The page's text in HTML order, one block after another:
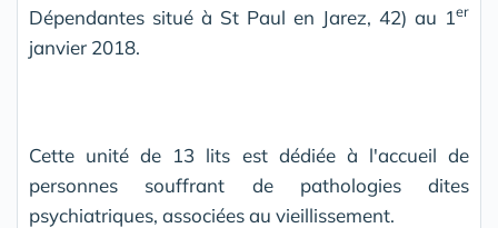
Dépendantes situé à St Paul en Jarez, 42) au 1er
janvier 2018.
Cette unité de 13 lits est dédiée à l'accueil de
personnes souffrant de pathologies dites
psychiatriques, associées au vieillissement.